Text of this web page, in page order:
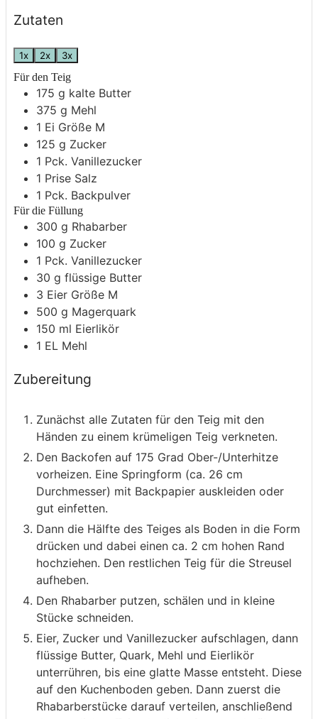
Zutaten
1x 2x 3x
Für den Teig
175 g kalte Butter
375 g Mehl
1 Ei Größe M
125 g Zucker
1 Pck. Vanillezucker
1 Prise Salz
1 Pck. Backpulver
Für die Füllung
300 g Rhabarber
100 g Zucker
1 Pck. Vanillezucker
30 g flüssige Butter
3 Eier Größe M
500 g Magerquark
150 ml Eierlikör
1 EL Mehl
Zubereitung
Zunächst alle Zutaten für den Teig mit den
Händen zu einem krümeligen Teig verkneten.
Den Backofen auf 175 Grad Ober-/Unterhitze
vorheizen. Eine Springform (ca. 26 cm
Durchmesser) mit Backpapier auskleiden oder
gut einfetten.
Dann die Hälfte des Teiges als Boden in die Form
drücken und dabei einen ca. 2 cm hohen Rand
hochziehen. Den restlichen Teig für die Streusel
aufheben.
Den Rhabarber putzen, schälen und in kleine
Stücke schneiden.
Eier, Zucker und Vanillezucker aufschlagen, dann
flüssige Butter, Quark, Mehl und Eierlikör
unterrühren, bis eine glatte Masse entsteht. Diese
auf den Kuchenboden geben. Dann zuerst die
Rhabarberstücke darauf verteilen, anschließend